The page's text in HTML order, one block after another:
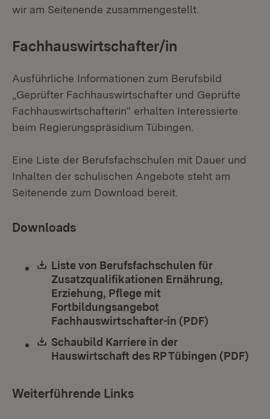
wir am Seitenende zusammengestellt.
Fachhauswirtschafter/in
Ausführliche Informationen zum Berufsbild
„Geprüfter Fachhauswirtschafter und Geprüfte
Fachhauswirtschafterin“ erhalten Interessierte
beim Regierungspräsidium Tübingen.
Eine Liste der Berufsfachschulen mit Dauer und
Inhalten der schulischen Angebote steht am
Seitenende zum Download bereit.
Downloads
Download:
Liste von Berufsfachschulen für
Zusatzqualifikationen Ernährung,
Erziehung, Pflege mit
Fortbildungsangebot
Fachhauswirtschafter-in (PDF)
Download:
Schaubild Karriere in der
Hauswirtschaft des RP Tübingen (PDF)
Weiterführende Links